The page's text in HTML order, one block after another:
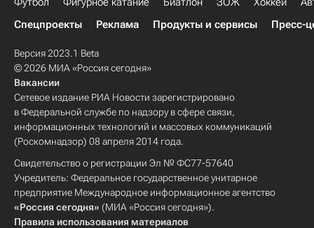
Спецпроекты
Реклама Продукты и сервисы Пресс-
Версия 2023.1 Beta
© 2026 МИА «Россия сегодня»
Вакансии
Сетевое издание РИА Новости зарегистрировано
в Федеральной службе по надзору в сфере связи,
информационных технологий и массовых коммуникаций
(Роскомнадзор) 08 апреля 2014 года.
Свидетельство о регистрации Эл № ФС77-57640
Учредитель: Федеральное государственное унитарное
предприятие Международное информационное агентство
«Россия сегодня» (МИА «Россия сегодня»).
Правила использования материалов